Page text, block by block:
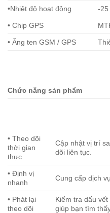
•Nhiệt độ hoạt động -
• Chip GPS
• Ăng ten GSM / GPS
Chức năng sản phẩm
• Theo dõi
thời gian
thực
Cập nhật vị trí
dõi liên tục.
• Định vị
nhanh
Cung cấp dịch
• Phát lại
theo dõi
Kiểm tra dấu
giúp bạn tìm